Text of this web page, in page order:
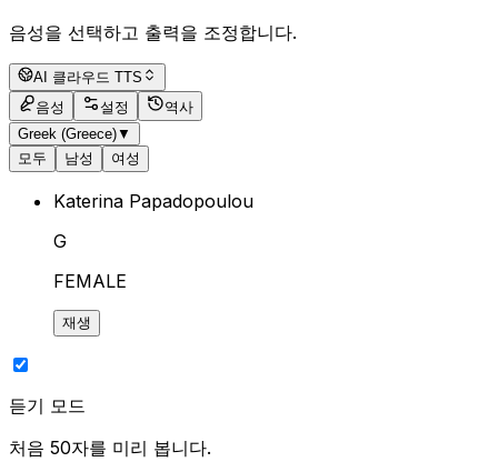
음성을 선택하고 출력을 조정합니다.
AI 클라우드 TTS
음성
설정
역사
Greek (Greece)▼
모두
남성 여성
Katerina Papadopoulou
G
FEMALE
재생
듣기 모드
처음 50자를 미리 봅니다.